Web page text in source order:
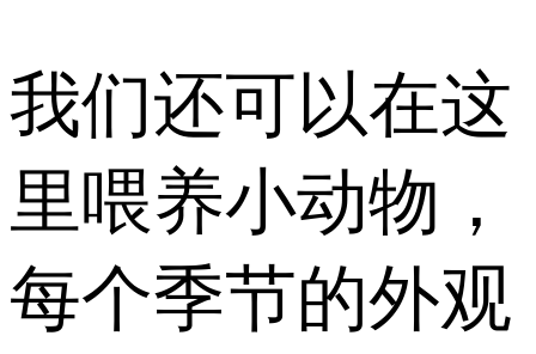
我们还可以在这
里喂养小动物，
每个季节的外观